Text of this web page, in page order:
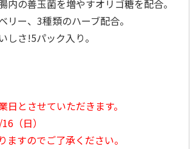
内の善玉菌を増やすオリゴ糖を配合。
リー、3種類のハーブ配合。
しさ!5パック入り。
とさせていただきます。
（日）
すのでご了承ください。